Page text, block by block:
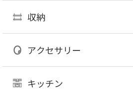
収納
アクセサリー
キッチン